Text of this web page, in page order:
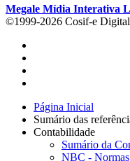
Megale Mídia Interativa
©1999-2026 Cosif-e
Página Inicial
Sumário das
Contabilidade
Sumário da
NBC -